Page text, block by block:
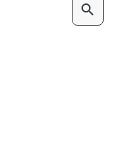
search